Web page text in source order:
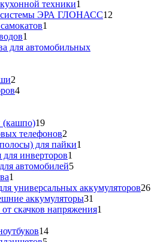
техники1
товар
системы ЭРА ГЛОНАСС12
1
1
товар
для автомобильных
2
товара
44
(кашпо)1919
товаров
телефонов2
товара
для пайки1
инверторов1
товар
автомобилей55
1
товар
универсальных аккумуляторов2626
аккумуляторы31
товар
скачков напряжения1
1414